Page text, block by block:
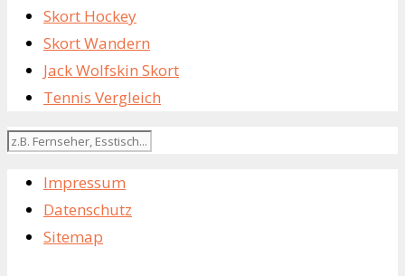
Skort Hockey
Skort Wandern
Jack Wolfskin Skort
Tennis Vergleich
Impressum
Datenschutz
Sitemap